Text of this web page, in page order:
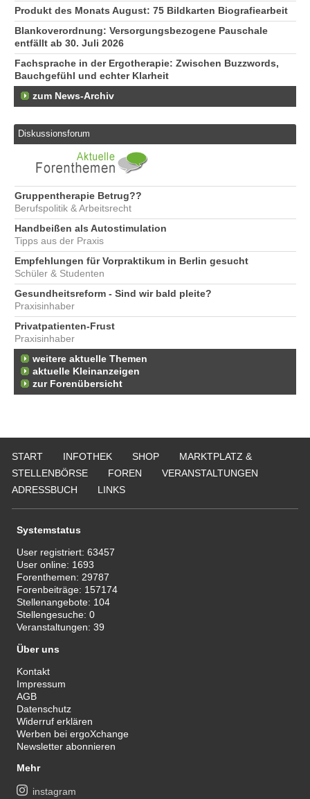
Produkt des Monats August: 75 Bildkarten Biografiearbeit
Blankoverordnung: Versorgungsbezogene Pauschale
entfällt ab 30. Juli 2026
Fachsprache in der Ergotherapie: Zwischen Buzzwords,
Bauchgefühl und echter Klarheit
zum News-Archiv
Diskussionsforum
Gruppentherapie Betrug??
Berufspolitik & Arbeitsrecht
Handbeißen als Autostimulation
Tipps aus der Praxis
Empfehlungen für Vorpraktikum in Berlin gesucht
Schüler & Studenten
Gesundheitsreform - Sind wir bald pleite?
Praxisinhaber
Privatpatienten-Frust
Praxisinhaber
weitere aktuelle Themen
aktuelle Kleinanzeigen
zur Forenübersicht
START INFOTHEK SHOP
MARKTPLATZ &
STELLENBÖRSE
FOREN
VERANSTALTUNGEN
ADRESSBUCH
LINKS
Systemstatus
User registriert:63457
User online: 1693
Forenthemen: 29787
Forenbeiträge: 157174
Stellenangebote: 104
Stellengesuche:0
Veranstaltungen:39
Über uns
Kontakt
Impressum
AGB
Datenschutz
Widerruf erklären
Werben bei ergoXchange
Newsletter abonnieren
Mehr
instagram